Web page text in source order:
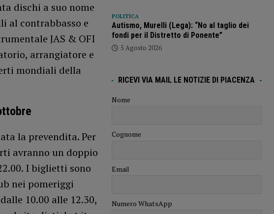
dischi a suo nome
al contrabbasso e
JAS & OFI
arrangiatore e
mondiali della
la prevendita. Per
avranno un doppio
I biglietti sono
nei pomeriggi
10.00 alle 12.30,
POLITICA
Autismo, Murelli (Lega): “No al taglio dei
fondi per il Distretto di Ponente”
5 Agosto 2026
RICEVI VIA MAIL LE NOTIZIE DI PIACENZA
Nome
Cognome
Email
Numero WhatsApp